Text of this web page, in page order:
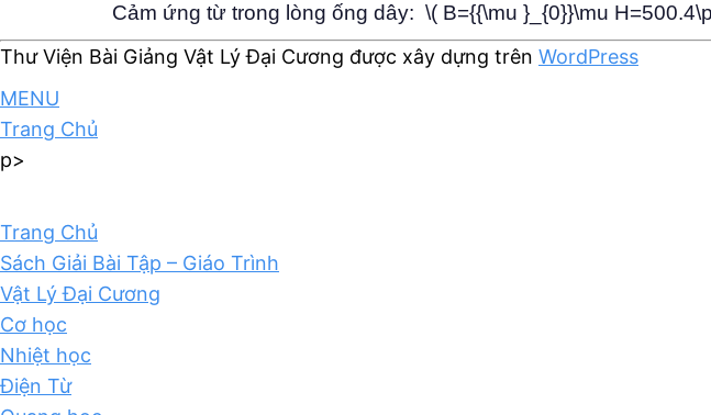
Cảm ứng từ trong lòng ống dây: \( B={{\mu }_{0}}\mu
Thư Viện Bài Giảng Vật Lý Đại Cương được xây dựng trên WordPress
MENU
Trang Chủ
p>
Trang Chủ
Sách Giải Bài Tập – Giáo Trình
Vật Lý Đại Cương
Cơ học
Nhiệt học
Điện Từ